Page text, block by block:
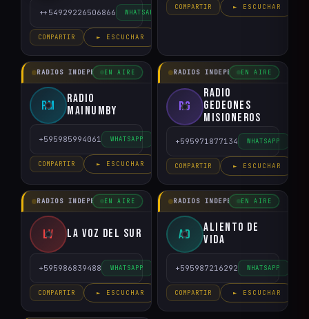
++54929226506866 WHATSAPP
COMPARTIR ► ESCUCHAR
COMPARTIR ► ESCUCHAR
RADIOS INDEPENDIENTES
EN AIRE
RM
Radio
Mainumby
+595985994061 WHATSAPP
COMPARTIR ► ESCUCHAR
RADIOS INDEPENDIENTES
EN AIRE
RG
Radio
Gedeones
Misioneros
+595971877134 WHATSAPP
COMPARTIR ► ESCUCHAR
RADIOS INDEPENDIENTES
EN AIRE
LV La Voz del Sur
+595986839488 WHATSAPP
COMPARTIR ► ESCUCHAR
RADIOS INDEPENDIENTES
EN AIRE
AD
Aliento de
Vida
+595987216292 WHATSAPP
COMPARTIR ► ESCUCHAR